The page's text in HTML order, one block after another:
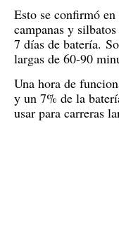
Esto se confirmó
campanas y
7 días de batería.
largas de 60-90
Una hora de
y un 7% de la
usar para carreras